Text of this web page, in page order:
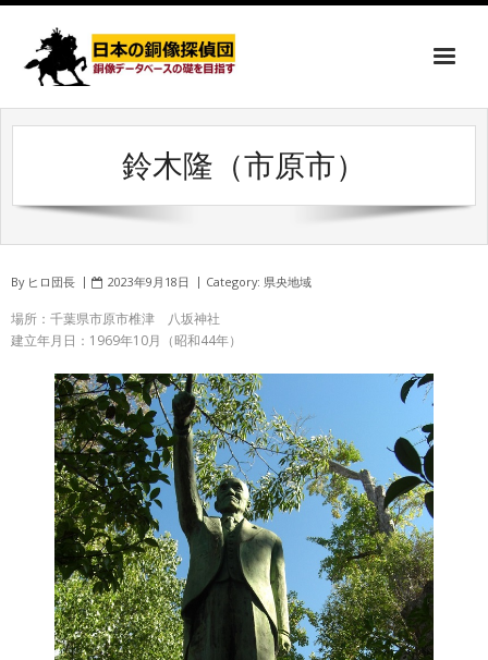
鈴木隆（市原市）
By ヒロ団長 2023年9月18日 Category: 県央地域
場所：千葉県市原市椎津 八坂神社
建立年月日：1969年10月（昭和44年）